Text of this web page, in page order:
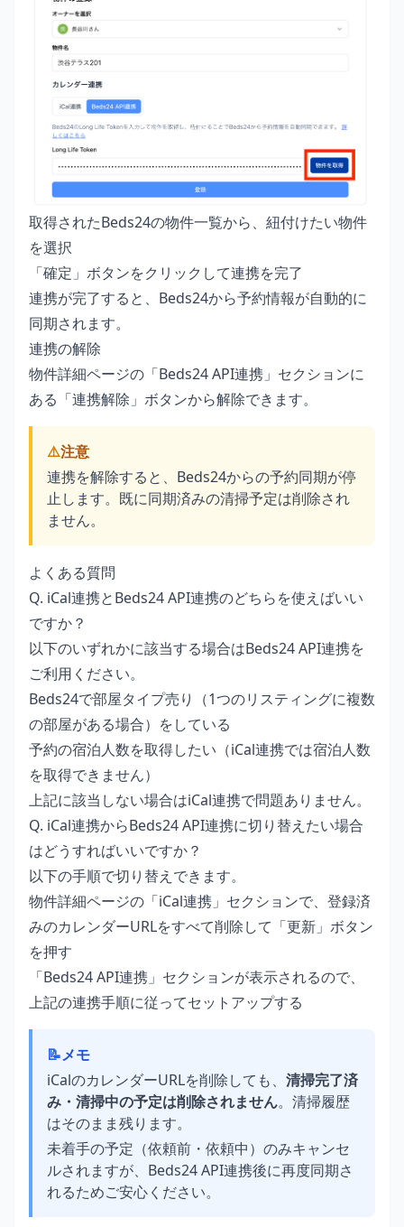
取得されたBeds24の物件一覧から、紐付けたい物件
を選択
「確定」ボタンをクリックして連携を完了
連携が完了すると、Beds24から予約情報が自動的に
同期されます。
連携の解除
物件詳細ページの「Beds24 API連携」セクションに
ある「連携解除」ボタンから解除できます。
⚠️注意
連携を解除すると、Beds24からの予約同期が停
止します。既に同期済みの清掃予定は削除され
ません。
よくある質問
Q. iCal連携とBeds24 API連携のどちらを使えばいい
ですか？
以下のいずれかに該当する場合はBeds24 API連携を
ご利用ください。
Beds24で部屋タイプ売り（1つのリスティングに複数
の部屋がある場合）をしている
予約の宿泊人数を取得したい（iCal連携では宿泊人数
を取得できません）
上記に該当しない場合はiCal連携で問題ありません。
Q. iCal連携からBeds24 API連携に切り替えたい場合
はどうすればいいですか？
以下の手順で切り替えできます。
物件詳細ページの「iCal連携」セクションで、登録済
みのカレンダーURLをすべて削除して「更新」ボタン
を押す
「Beds24 API連携」セクションが表示されるので、
上記の連携手順に従ってセットアップする
📝メモ
iCalのカレンダーURLを削除しても、 清掃完了済
み・清掃中の予定は削除されません。清掃履歴
はそのまま残ります。
未着手の予定（依頼前・依頼中）のみキャンセ
ルされますが、Beds24 API連携後に再度同期さ
れるためご安心ください。